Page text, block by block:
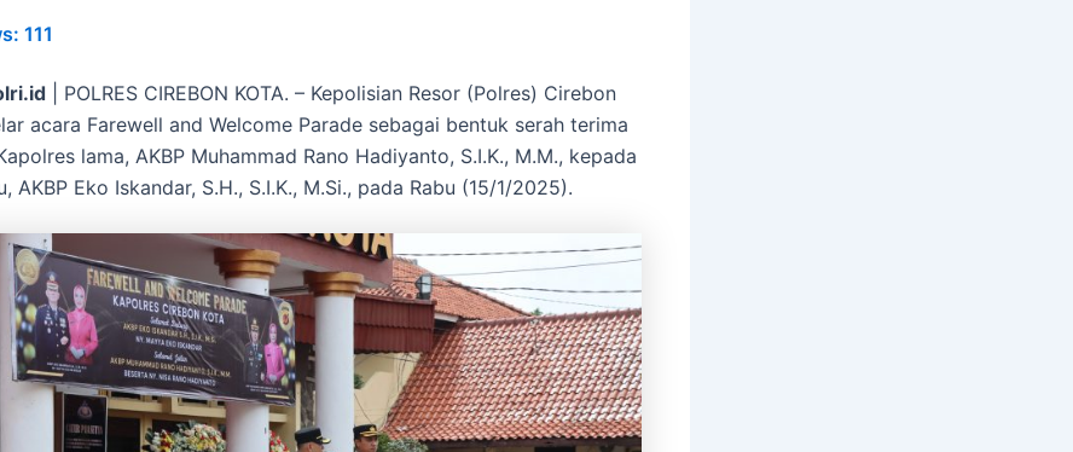
111
| POLRES CIREBON KOTA. – Kepolisian Resor (Polres) Cirebon
acara Farewell and Welcome Parade sebagai bentuk serah terima
lama, AKBP Muhammad Rano Hadiyanto, S.I.K., M.M., kepada
AKBP Eko Iskandar, S.H., S.I.K., M.Si., pada Rabu (15/1/2025).